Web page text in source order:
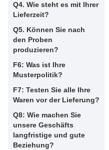
Q4. Wie steht es mit Ihrer
Lieferzeit?
Q5. Können Sie nach
den Proben
produzieren?
F6: Was ist Ihre
Musterpolitik?
F7: Testen Sie alle Ihre
Waren vor der Lieferung?
Q8: Wie machen Sie
unsere Geschäfts
langfristige und gute
Beziehung?